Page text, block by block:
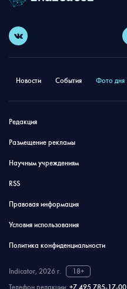
Новости События Фото дня
Редакция
Размещение рекламы
Научным учреждениям
RSS
Правовая информация
Условия использования
Политика конфиденциальности
Indicator, 2026 г.
18+
Телефон редакции: +7 495 785-17-00